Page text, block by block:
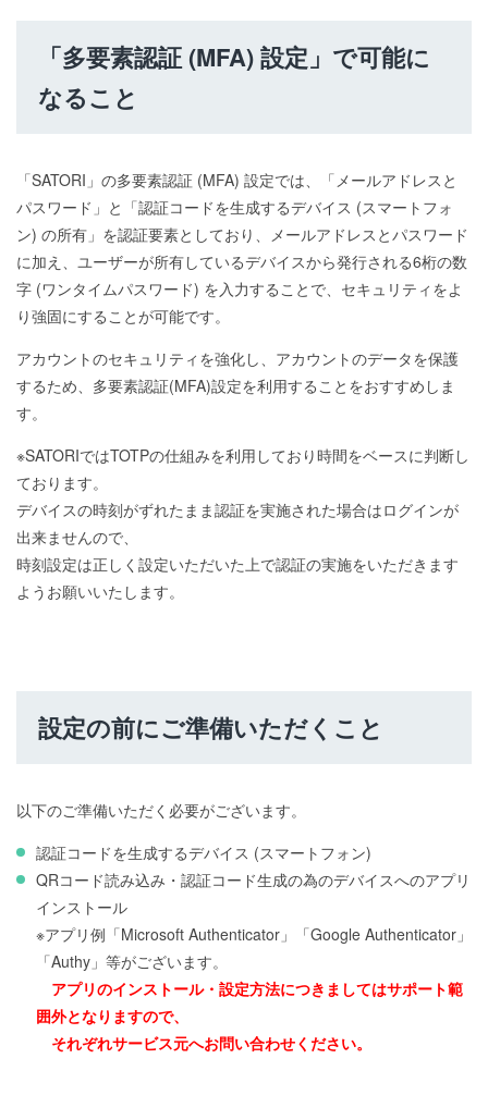
「多要素認証 (MFA) 設定」で可能に
なること
「SATORI」の多要素認証 (MFA) 設定では、「メールアドレスと
パスワード」と「認証コードを生成するデバイス (スマートフォ
ン) の所有」を認証要素としており、メールアドレスとパスワード
に加え、ユーザーが所有しているデバイスから発行される6桁の数
字 (ワンタイムパスワード) を入力することで、セキュリティをよ
り強固にすることが可能です。
アカウントのセキュリティを強化し、アカウントのデータを保護
するため、多要素認証(MFA)設定を利用することをおすすめしま
す。
※SATORIではTOTPの仕組みを利用しており時間をベースに判断し
ております。
デバイスの時刻がずれたまま認証を実施された場合はログインが
出来ませんので、
時刻設定は正しく設定いただいた上で認証の実施をいただきます
ようお願いいたします。
設定の前にご準備いただくこと
以下のご準備いただく必要がございます。
認証コードを生成するデバイス (スマートフォン)
QRコード読み込み・認証コード生成の為のデバイスへのアプリ
インストール
※アプリ例「Microsoft Authenticator」「Google Authenticator」
「Authy」等がございます。
アプリのインストール・設定方法につきましてはサポート範
囲外となりますので、
それぞれサービス元へお問い合わせください。